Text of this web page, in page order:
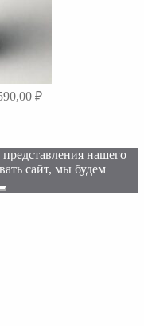
₽
нашего
сайт, мы будем